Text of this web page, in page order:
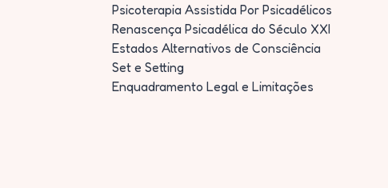
Psicoterapia Assistida Por Psicadélicos
Renascença Psicadélica do Século XXI
Estados Alternativos de Consciência
Set e Setting
Enquadramento Legal e Limitações